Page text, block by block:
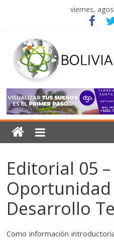
viernes,
Bolivia
Energía
Libre
Luz
para
todos
Editorial 05
Oportunidad
Desarrollo
Como información